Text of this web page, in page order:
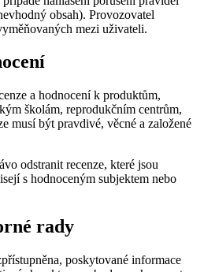
obsah). Provozovatel
mezi uživateli.
a hodnocení k produktům,
školám, reprodukčním centrům,
musí být pravdivé, věcné a založené
odstranit recenze, které jsou
s hodnoceným subjektem nebo
rady
poskytované informace